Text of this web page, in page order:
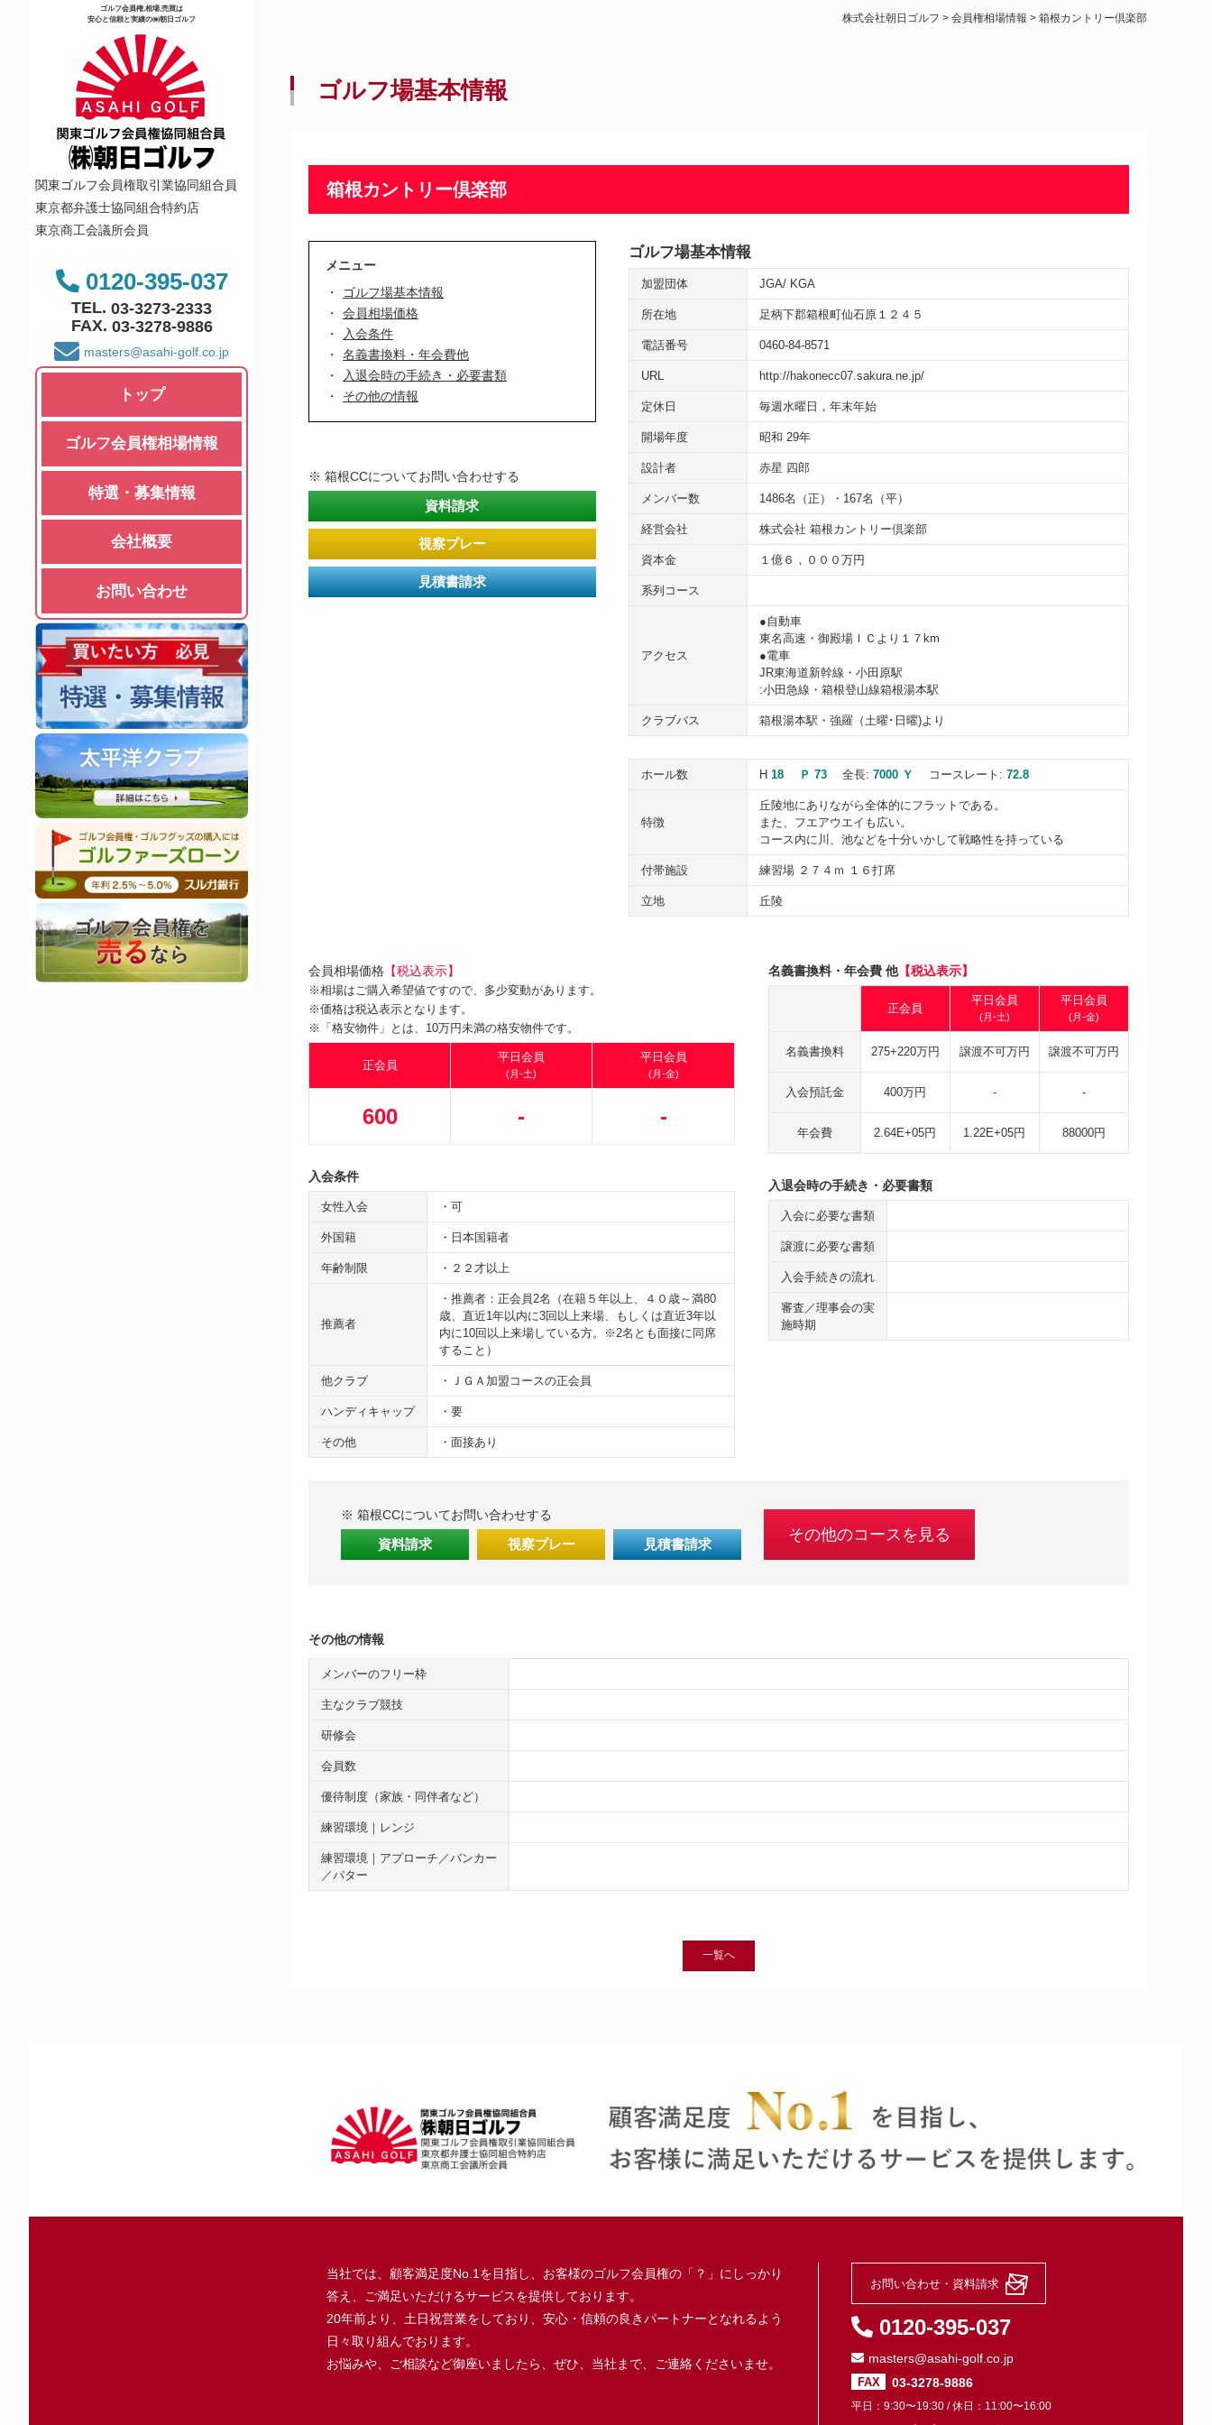
ゴルフ会員権,相場,売買は
安心と信頼と実績の㈱朝日ゴルフ
関東ゴルフ会員権取引業協同組合員
東京都弁護士協同組合特約店
東京商工会議所会員
0120-395-037
TEL. 03-3273-2333
FAX. 03-3278-9886
masters@asahi-golf.co.jp
トップ
ゴルフ会員権相場情報
特選・募集情報
会社概要
お問い合わせ
株式会社朝日ゴルフ > 会員権相場情報 > 箱根カントリー倶楽部
ゴルフ場基本情報
箱根カントリー倶楽部
メニュー
ゴルフ場基本情報
会員相場価格
入会条件
名義書換料・年会費他
入退会時の手続き・必要書類
その他の情報
※ 箱根CCについてお問い合わせする
資料請求
視察プレー
見積書請求
ゴルフ場基本情報
加盟団体 JGA KGA
所在地 足柄下郡箱根町仙石原１２４５
電話番号 0460-84-8571
URL http://hakonecc07.sakura.ne.jp/
定休日 毎週水曜日，年末年始
開場年度 昭和 29年
設計者 赤星 四郎
メンバー数 1486名（正）・167名（平）
経営会社 株式会社 箱根カントリー倶楽部
資本金 １億６，０００万円
系列コース
アクセス
●自動車
東名高速・御殿場ＩＣより１７km
●電車
JR東海道新幹線・小田原駅
:小田急線・箱根登山線箱根湯本駅
クラブバス 箱根湯本駅・強羅（土曜･日曜)より
ホール数 H 18 Ｐ 73 全長: 7000 Ｙ コースレート: 72.8
特徴
丘陵地にありながら全体的にフラットである。
また、フエアウエイも広い。
コース内に川、池などを十分いかして戦略性を持っている
付帯施設 練習場 ２７４ｍ １６打席
立地 丘陵
会員相場価格 【税込表示】
※相場はご購入希望値ですので、多少変動があります。
※価格は税込表示となります。
※「格安物件」とは、10万円未満の格安物件です。
正会員
平日会員
(月-土)
平日会員
(月-金)
600 - -
入会条件
女性入会 ・可
外国籍 ・日本国籍者
年齢制限 ・２２才以上
推薦者
・推薦者：正会員2名（在籍５年以上、４０歳～満80
歳、直近1年以内に3回以上来場、もしくは直近3年以
内に10回以上来場している方。※2名とも面接に同席
すること）
他クラブ ・ＪＧＡ加盟コースの正会員
ハンディキャップ ・要
その他 ・面接あり
名義書換料・年会費 他【税込表示】
正会員
平日会員
(月-土)
平日会員
(月-金)
名義書換料 275+220万円 譲渡不可万円 譲渡不可万円
入会預託金 400万円 - -
年会費 2.64E+05円 1.22E+05円 88000円
入退会時の手続き・必要書類
入会に必要な書類
譲渡に必要な書類
入会手続きの流れ
審査／理事会の実
施時期
※ 箱根CCについてお問い合わせする
資料請求 視察プレー 見積書請求
その他のコースを見る
その他の情報
メンバーのフリー枠
主なクラブ競技
研修会
会員数
優待制度（家族・同伴者など）
練習環境｜レンジ
練習環境｜アプローチ／バンカー
／パター
一覧へ
当社では、顧客満足度No.1を目指し、お客様のゴルフ会員権の「？」にしっかり
答え、ご満足いただけるサービスを提供しております。
20年前より、土日祝営業をしており、安心・信頼の良きパートナーとなれるよう
日々取り組んでおります。
お悩みや、ご相談など御座いましたら、ぜひ、当社まで、ご連絡くださいませ。
お問い合わせ・資料請求
0120-395-037
masters@asahi-golf.co.jp
FAX 03-3278-9886
平日：9:30〜19:30 / 休日：11:00〜16:00